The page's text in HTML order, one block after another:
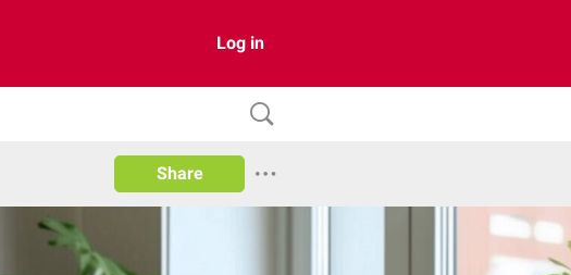
Log in
Share